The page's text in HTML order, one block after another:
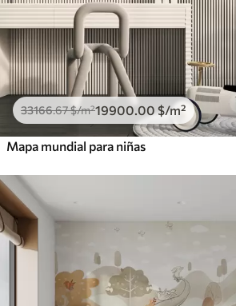
33166.67$/m²19900.00 $/m²
Mapa mundial para niñas